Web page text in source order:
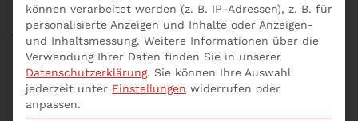
Geschrieben vonp537752am 17. April 2021 . Veröffentlicht in
Allgemein,Unternehmensberatung online,ZAIT.
ZAIT: Welche Regelungen sind zu beachten? Mit dem
Rundschreiben Zahlungsdiensteaufsichtliche
können verarbeitet werden (z. B. IP-Adressen), z. B. für
personalisierte Anzeigen und Inhalte oder Anzeigen-
und Inhaltsmessung. Weitere Informationen über die
Verwendung Ihrer Daten finden Sie in unserer
Datenschutzerklärung. Sie können Ihre Auswahl
jederzeit unter Einstellungen widerrufen oder
anpassen.